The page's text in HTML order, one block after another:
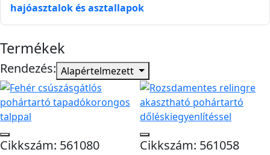
hajóasztalok és asztallapok
Termékek
Rendezés: Alapértelmezett
Cikkszám: 561080
Cikkszám: 561058